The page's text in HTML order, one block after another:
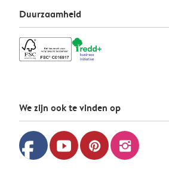
Duurzaamheid
We zijn ook te vinden op
facebook youtube pinterest instagram